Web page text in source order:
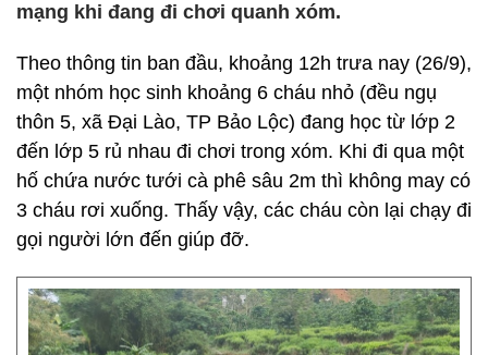
mạng khi đang đi chơi quanh xóm.
Theo thông tin ban đầu, khoảng 12h trưa nay (26/9),
một nhóm học sinh khoảng 6 cháu nhỏ (đều ngụ
thôn 5, xã Đại Lào, TP Bảo Lộc) đang học từ lớp 2
đến lớp 5 rủ nhau đi chơi trong xóm. Khi đi qua một
hố chứa nước tưới cà phê sâu 2m thì không may có
3 cháu rơi xuống. Thấy vậy, các cháu còn lại chạy đi
gọi người lớn đến giúp đỡ.